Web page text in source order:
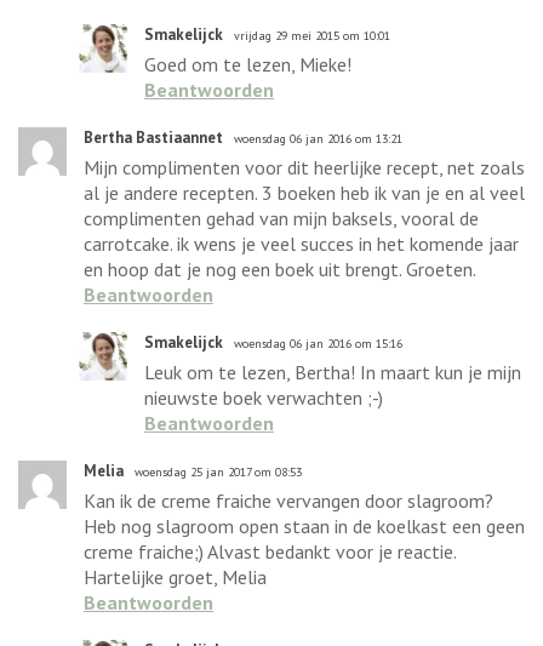
Smakelijck vrijdag 29 mei 2015 om 10:01
Goed om te lezen, Mieke!
Beantwoorden
Bertha Bastiaannet woensdag 06 jan 2016 om 13:21
Mijn complimenten voor dit heerlijke recept, net zoals
al je andere recepten. 3 boeken heb ik van je en al veel
complimenten gehad van mijn baksels, vooral de
carrotcake. ik wens je veel succes in het komende jaar
en hoop dat je nog een boek uit brengt. Groeten.
Beantwoorden
Smakelijck woensdag 06 jan 2016 om 15:16
Leuk om te lezen, Bertha! In maart kun je mijn
nieuwste boek verwachten ;-)
Beantwoorden
Melia woensdag 25 jan 2017 om 08:53
Kan ik de creme fraiche vervangen door slagroom?
Heb nog slagroom open staan in de koelkast een geen
creme fraiche;) Alvast bedankt voor je reactie.
Hartelijke groet, Melia
Beantwoorden